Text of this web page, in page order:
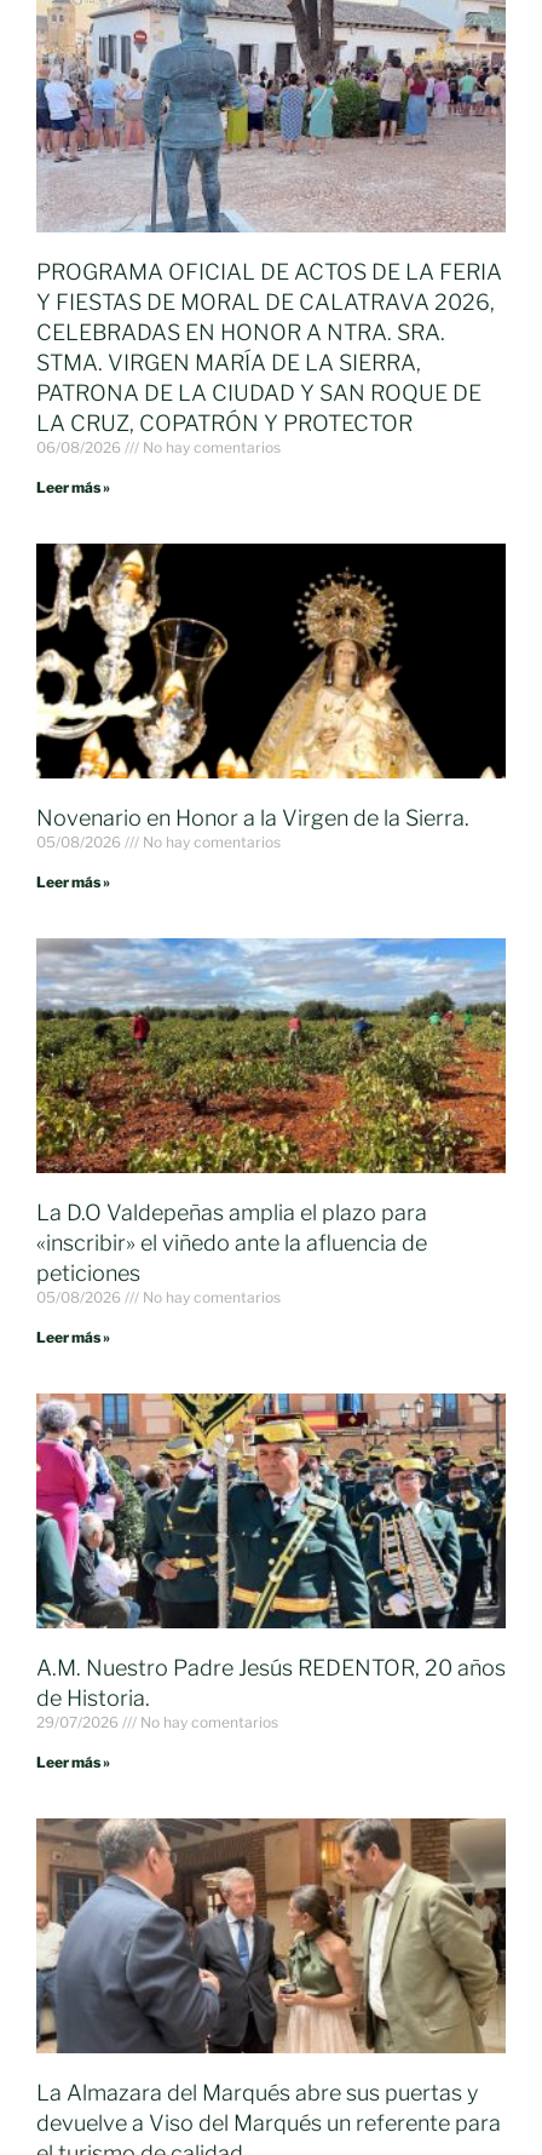
PROGRAMA OFICIAL DE ACTOS DE LA FERIA
Y FIESTAS DE MORAL DE CALATRAVA 2026,
CELEBRADAS EN HONOR A NTRA. SRA.
STMA. VIRGEN MARÍA DE LA SIERRA,
PATRONA DE LA CIUDAD Y SAN ROQUE DE
LA CRUZ, COPATRÓN Y PROTECTOR
06/08/2026 No hay comentarios
Leer más »
Novenario en Honor a la Virgen de la Sierra.
05/08/2026 No hay comentarios
Leer más »
La D.O Valdepeñas amplia el plazo para
«inscribir» el viñedo ante la afluencia de
peticiones
05/08/2026 No hay comentarios
Leer más »
A.M. Nuestro Padre Jesús REDENTOR, 20 años
de Historia.
29/07/2026 No hay comentarios
Leer más »
La Almazara del Marqués abre sus puertas y
devuelve a Viso del Marqués un referente para